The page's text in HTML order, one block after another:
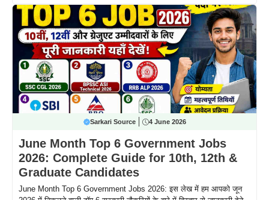
Sarkari Source 4 June 2026
June Month Top 6 Government Jobs
2026: Complete Guide for 10th, 12th &
Graduate Candidates
June Month Top 6 Government Jobs 2026: इस लेख में हम आपको जून